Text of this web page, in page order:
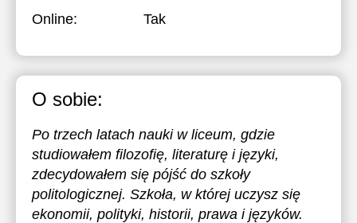
Online: Tak
O sobie:
Po trzech latach nauki w liceum, gdzie
studiowałem filozofię, literaturę i języki,
zdecydowałem się pójść do szkoły
politologicznej. Szkoła, w której uczysz się
ekonomii, polityki, historii, prawa i języków.